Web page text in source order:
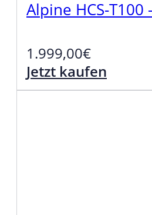
Alpine HCS-
1.999,00€
Jetzt kaufen